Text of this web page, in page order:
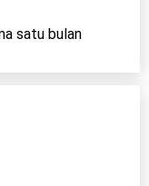
satu bulan